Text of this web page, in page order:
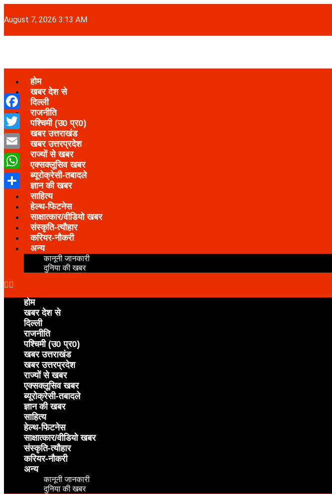
August 7, 2026 3:13 AM
होम
खबर देश से
दिल्ली
राजनीति
पश्चिमी (उ0 प्र0)
खबर उत्तराखंड
खबर उत्तरप्रदेश
राज्यों से खबर
एक्सक्लूसिव खबर
ब्यूरोक्रेसी-तबादले
ज्ञान की खबर
साहित्य
हेल्थ-फिटनेस
साक्षात्कार/वीडियो खबर
संस्कृति-त्यौहार
करियर-नौकरी
अन्य
कानूनी जानकारी
दुनिया की खबर
होम
खबर देश से
दिल्ली
राजनीति
पश्चिमी (उ0 प्र0)
खबर उत्तराखंड
खबर उत्तरप्रदेश
राज्यों से खबर
एक्सक्लूसिव खबर
ब्यूरोक्रेसी-तबादले
ज्ञान की खबर
साहित्य
हेल्थ-फिटनेस
साक्षात्कार/वीडियो खबर
संस्कृति-त्यौहार
करियर-नौकरी
अन्य
कानूनी जानकारी
दुनिया की खबर
Facebook
Twitter
Email
WhatsApp
Share